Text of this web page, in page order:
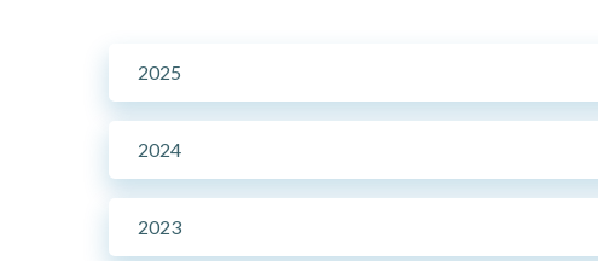
2025
2024
2023